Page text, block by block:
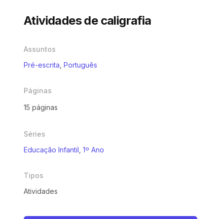
Atividades de caligrafia
Assuntos
Pré-escrita Português
Páginas
15 páginas
Séries
Educação Infantil 1º Ano
Tipos
Atividades